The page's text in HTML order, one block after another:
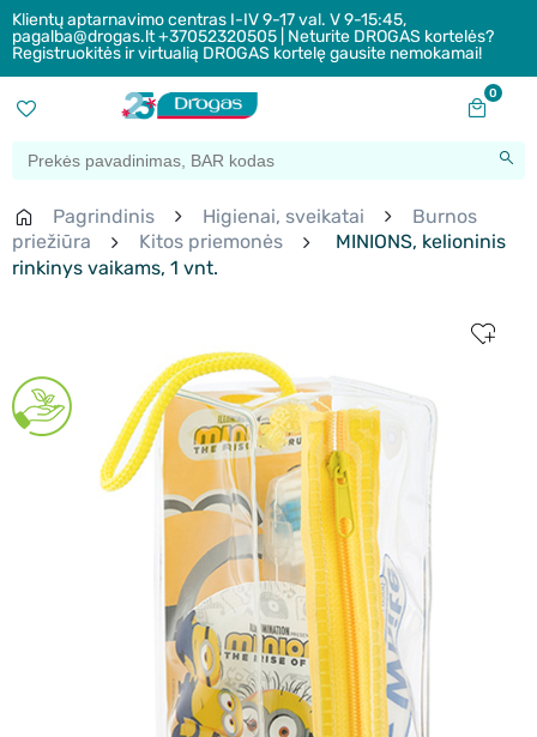
Klientų aptarnavimo centras I-IV 9-17 val. V 9-15:45,
pagalba@drogas.lt +37052320505 | Neturite DROGAS kortelės?
Registruokitės ir virtualią DROGAS kortelę gausite nemokamai!
0
Pagrindinis Higienai, sveikatai
Burnos
priežiūra
Kitos priemonės
MINIONS, kelioninis
rinkinys vaikams, 1 vnt.